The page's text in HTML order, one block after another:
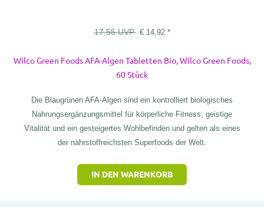
17,55UVP €14,92 *
Wilco Green Foods AFA-Algen Tabletten Bio, Wilco Green Foods,
60 Stück
Die Blaugrünen AFA-Algen sind ein kontrolliert biologisches
Nahrungsergänzungsmittel für körperliche Fitness, geistige
Vitalität und ein gesteigertes Wohlbefinden und gelten als eines
der nährstoffreichsten Superfoods der Welt.
IN DEN WARENKORB